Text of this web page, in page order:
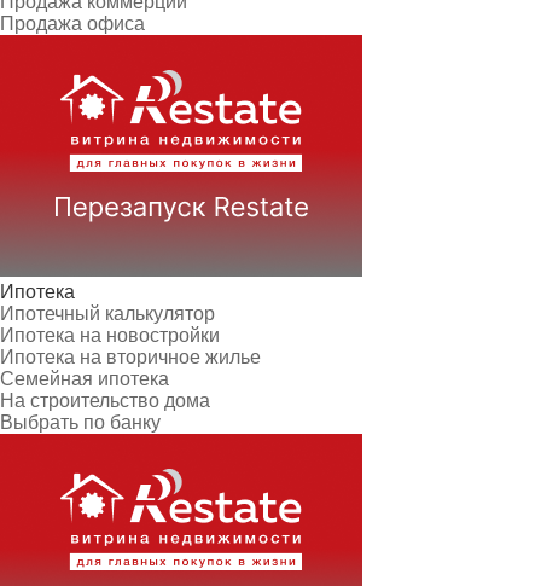
Продажа офиса
Ипотека
Ипотечный калькулятор
Ипотека на новостройки
Ипотека на вторичное жилье
Семейная ипотека
На строительство дома
Выбрать по банку